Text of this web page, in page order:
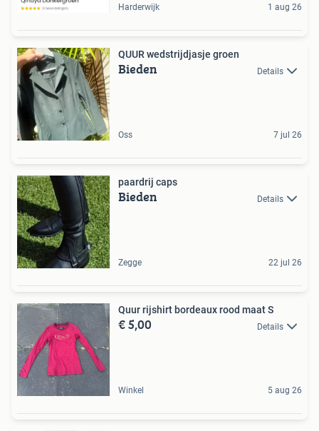
Harderwijk 1 aug 26
QUUR wedstrijdjasje groen
Bieden Details
Oss 7 jul 26
paardrij caps
Bieden Details
Zegge 22 jul 26
Quur rijshirt bordeaux rood maat S
€ 5,00 Details
Winkel 5 aug 26